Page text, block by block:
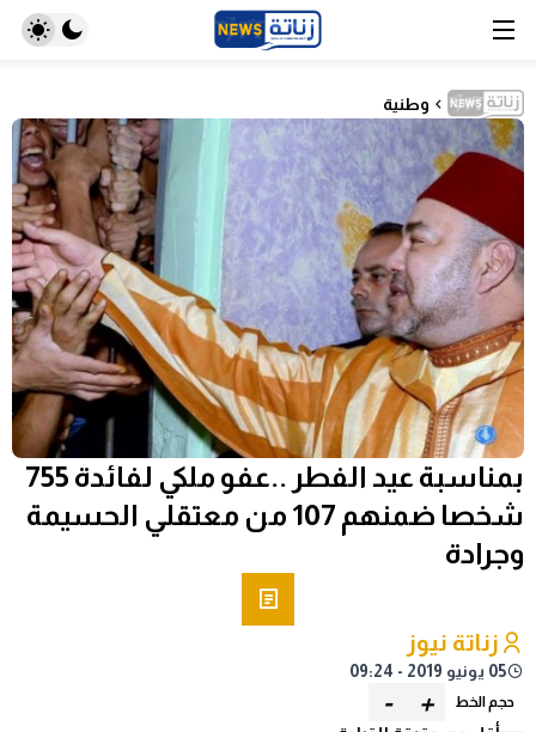
وطنية
بمناسبة عيد الفطر ..عفو ملكي لفائدة 755
شخصا ضمنهم 107 من معتقلي الحسيمة
وجرادة
زناتة نيوز
05 يونيو 2019 - 09:24
حجم الخط +
-